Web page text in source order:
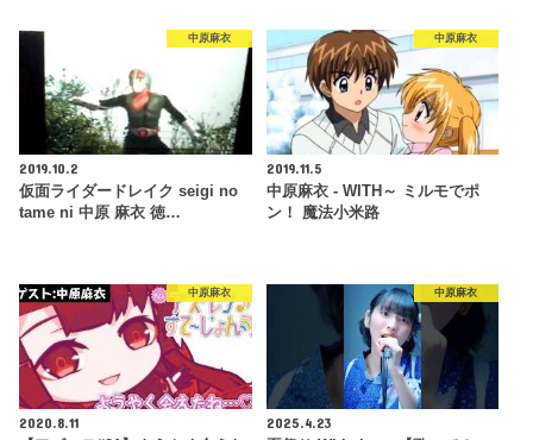
中原麻衣
2019.10.2
仮面ライダードレイク seigi no
tame ni 中原 麻衣 徳…
中原麻衣
2019.11.5
中原麻衣 - WITH～ ミルモでポ
ン！ 魔法小米路
中原麻衣
2020.8.11
中原麻衣
2025.4.23